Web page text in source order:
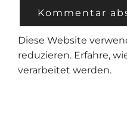
Diese Website
reduzieren. Erfahre,
verarbeitet werden.